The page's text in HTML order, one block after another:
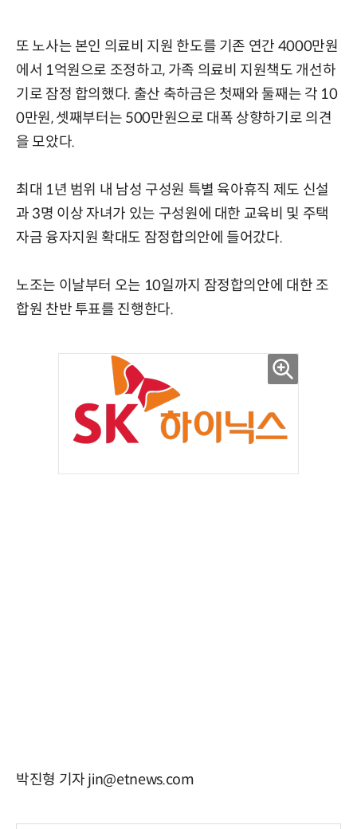
또 노사는 본인 의료비 지원 한도를 기존 연간 4000만원
에서 1억원으로 조정하고, 가족 의료비 지원책도 개선하
기로 잠정 합의했다. 출산 축하금은 첫째와 둘째는 각 10
0만원, 셋째부터는 500만원으로 대폭 상향하기로 의견
을 모았다.
최대 1년 범위 내 남성 구성원 특별 육아휴직 제도 신설
과 3명 이상 자녀가 있는 구성원에 대한 교육비 및 주택
자금 융자지원 확대도 잠정합의안에 들어갔다.
노조는 이날부터 오는 10일까지 잠정합의안에 대한 조
합원 찬반 투표를 진행한다.
박진형 기자 jin@etnews.com